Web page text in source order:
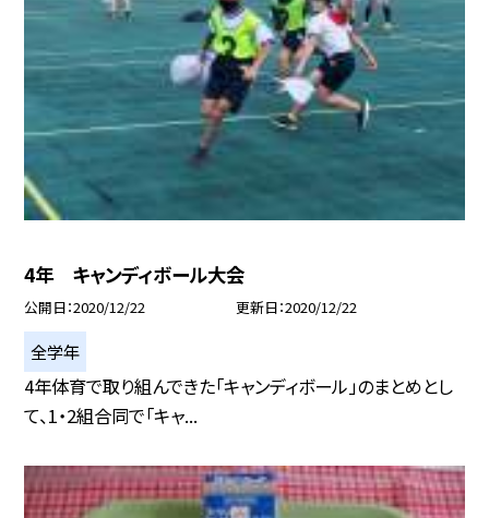
4年 キャンディボール大会
公開日 2020/12/22 更新日 2020/12/22
全学年
4年体育で取り組んできた「キャンディボール」のまとめとし
て、1・2組合同で「キャ...